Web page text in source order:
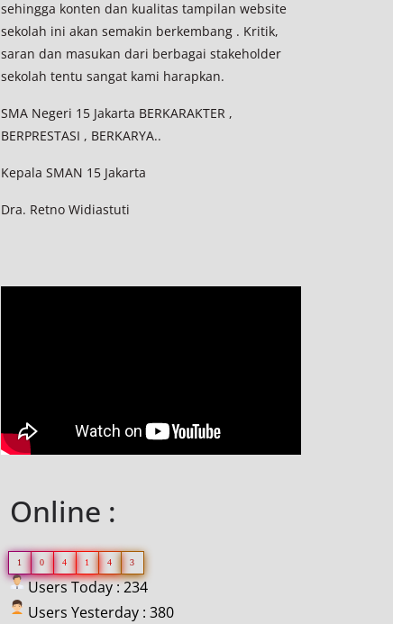
sehingga konten dan kualitas tampilan website
sekolah ini akan semakin berkembang . Kritik,
saran dan masukan dari berbagai stakeholder
sekolah tentu sangat kami harapkan.
SMA Negeri 15 Jakarta BERKARAKTER ,
BERPRESTASI , BERKARYA..
Kepala SMAN 15 Jakarta
Dra. Retno Widiastuti
Online :
1 0 4 1 4 3
Users Today : 234
Users Yesterday : 380